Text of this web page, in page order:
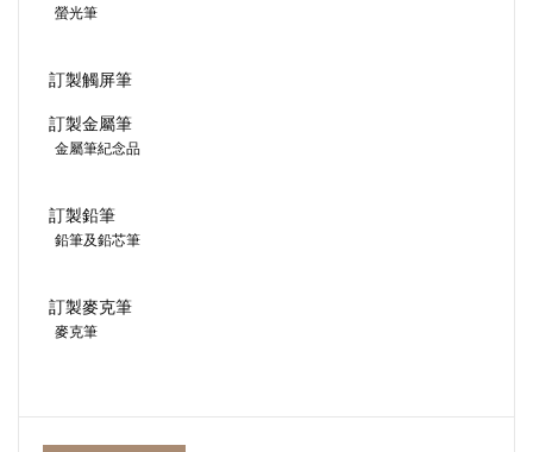
螢光筆
訂製觸屏筆
訂製金屬筆
金屬筆紀念品
訂製鉛筆
鉛筆及鉛芯筆
訂製麥克筆
麥克筆